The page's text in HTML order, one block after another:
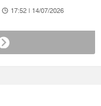
17:52 | 14/07/2026